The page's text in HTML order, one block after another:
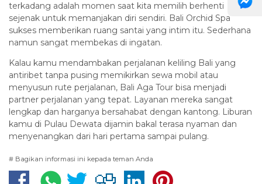
terkadang adalah momen saat kita memilih berhenti
sejenak untuk memanjakan diri sendiri. Bali Orchid Spa
sukses memberikan ruang santai yang intim itu. Sederhana
namun sangat membekas di ingatan.
Kalau kamu mendambakan perjalanan keliling Bali yang
antiribet tanpa pusing memikirkan sewa mobil atau
menyusun rute perjalanan, Bali Aga Tour bisa menjadi
partner perjalanan yang tepat. Layanan mereka sangat
lengkap dan harganya bersahabat dengan kantong. Liburan
kamu di Pulau Dewata dijamin bakal terasa nyaman dan
menyenangkan dari hari pertama sampai pulang.
# Bagikan informasi ini kepada teman Anda